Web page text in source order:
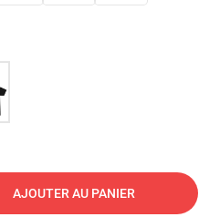
AJOUTER AU PANIER